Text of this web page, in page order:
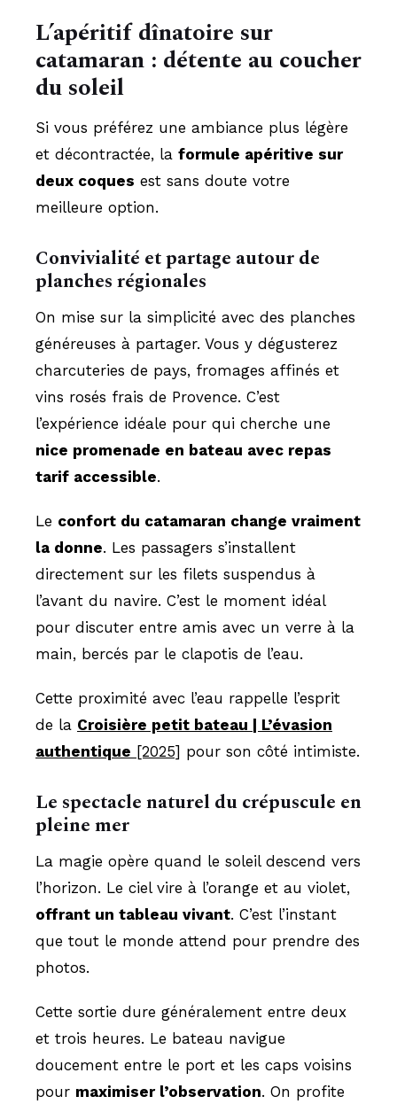
L’apéritif dînatoire sur
catamaran : détente au coucher
du soleil
Si vous préférez une ambiance plus légère
et décontractée, la formule apéritive sur
deux coques est sans doute votre
meilleure option.
Convivialité et partage autour de
planches régionales
On mise sur la simplicité avec des planches
généreuses à partager. Vous y dégusterez
charcuteries de pays, fromages affinés et
vins rosés frais de Provence. C’est
l’expérience idéale pour qui cherche une
nice promenade en bateau avec repas
tarif accessible.
Le confort du catamaran change vraiment
la donne. Les passagers s’installent
directement sur les filets suspendus à
l’avant du navire. C’est le moment idéal
pour discuter entre amis avec un verre à la
main, bercés par le clapotis de l’eau.
Cette proximité avec l’eau rappelle l’esprit
de la Croisière petit bateau | L’évasion
authentique [2025] pour son côté intimiste.
Le spectacle naturel du crépuscule en
pleine mer
La magie opère quand le soleil descend vers
l’horizon. Le ciel vire à l’orange et au violet,
offrant un tableau vivant. C’est l’instant
que tout le monde attend pour prendre des
photos.
Cette sortie dure généralement entre deux
et trois heures. Le bateau navigue
doucement entre le port et les caps voisins
pour maximiser l’observation. On profite